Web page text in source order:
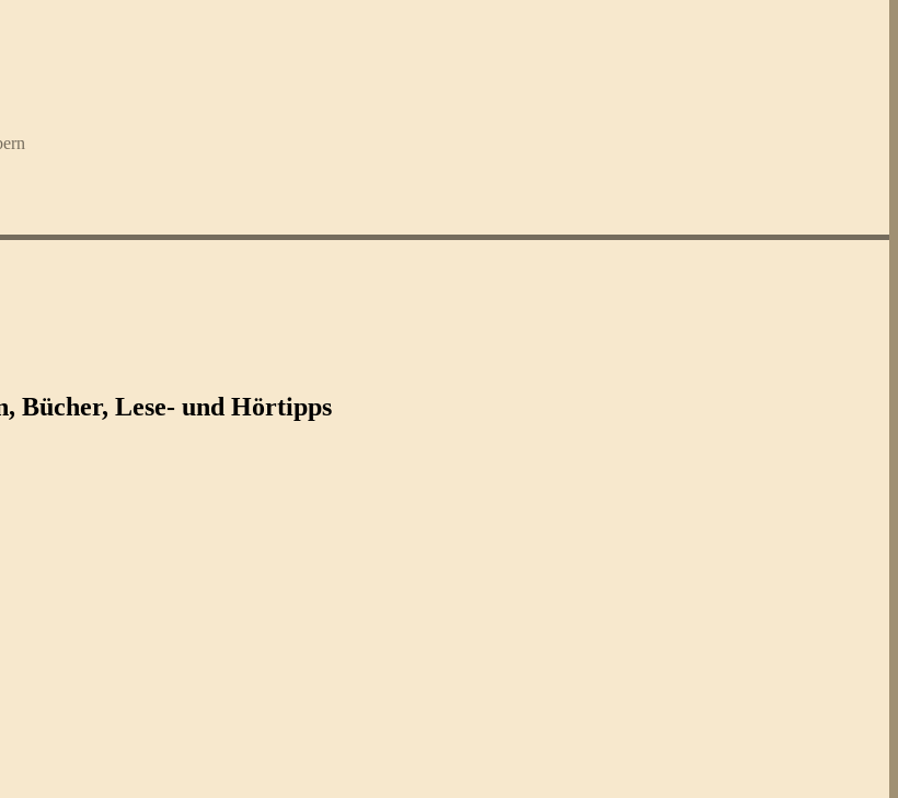
Bücher, Lese- und Hörtipps